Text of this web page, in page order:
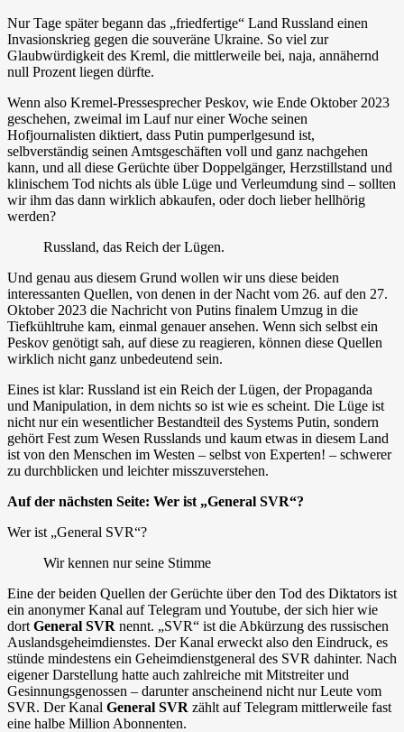
Nur Tage später begann das „friedfertige“ Land Russland einen
Invasionskrieg gegen die souveräne Ukraine. So viel zur
Glaubwürdigkeit des Kreml, die mittlerweile bei, naja, annähernd
null Prozent liegen dürfte.
Wenn also Kremel-Pressesprecher Peskov, wie Ende Oktober 2023
geschehen, zweimal im Lauf nur einer Woche seinen
Hofjournalisten diktiert, dass Putin pumperlgesund ist,
selbverständig seinen Amtsgeschäften voll und ganz nachgehen
kann, und all diese Gerüchte über Doppelgänger, Herzstillstand und
klinischem Tod nichts als üble Lüge und Verleumdung sind – sollten
wir ihm das dann wirklich abkaufen, oder doch lieber hellhörig
werden?
Russland, das Reich der Lügen.
Und genau aus diesem Grund wollen wir uns diese beiden
interessanten Quellen, von denen in der Nacht vom 26. auf den 27.
Oktober 2023 die Nachricht von Putins finalem Umzug in die
Tiefkühltruhe kam, einmal genauer ansehen. Wenn sich selbst ein
Peskov genötigt sah, auf diese zu reagieren, können diese Quellen
wirklich nicht ganz unbedeutend sein.
Eines ist klar: Russland ist ein Reich der Lügen, der Propaganda
und Manipulation, in dem nichts so ist wie es scheint. Die Lüge ist
nicht nur ein wesentlicher Bestandteil des Systems Putin, sondern
gehört Fest zum Wesen Russlands und kaum etwas in diesem Land
ist von den Menschen im Westen – selbst von Experten! – schwerer
zu durchblicken und leichter misszuverstehen.
Auf der nächsten Seite: Wer ist „General SVR“?
Wer ist „General SVR“?
Wir kennen nur seine Stimme
Eine der beiden Quellen der Gerüchte über den Tod des Diktators ist
ein anonymer Kanal auf Telegram und Youtube, der sich hier wie
dort General SVR nennt. „SVR“ ist die Abkürzung des russischen
Auslandsgeheimdienstes. Der Kanal erweckt also den Eindruck, es
stünde mindestens ein Geheimdienstgeneral des SVR dahinter. Nach
eigener Darstellung hatte auch zahlreiche mit Mitstreiter und
Gesinnungsgenossen – darunter anscheinend nicht nur Leute vom
SVR. Der Kanal General SVR zählt auf Telegram mittlerweile fast
eine halbe Million Abonnenten.